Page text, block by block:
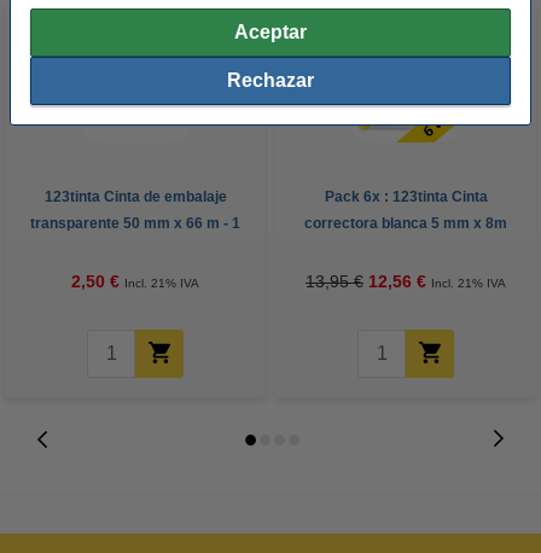
Aceptar
Rechazar
123tinta Cinta de embalaje
transparente 50 mm x 66 m - 1
2,50 € Incl. 21% IVA
Pack 6x : 123tinta Cinta
correctora blanca 5 mm x 8m
13,95 € 12,56 € Incl. 21% IVA